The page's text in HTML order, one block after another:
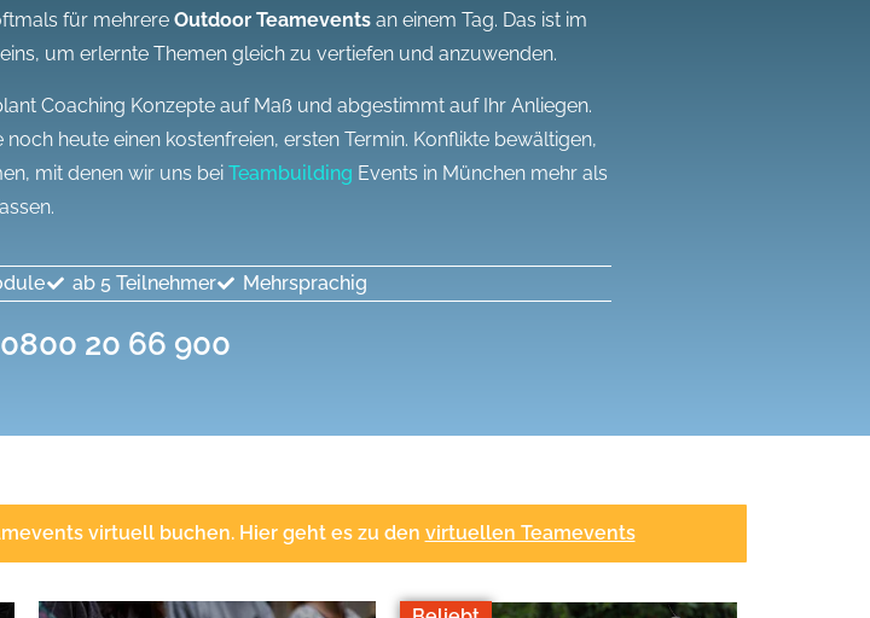
für mehrere Outdoor Teamevents an einem Tag. Das ist im
um erlernte Themen gleich zu vertiefen und anzuwenden.
Coaching Konzepte auf Maß und abgestimmt auf Ihr Anliegen.
heute einen kostenfreien, ersten Termin. Konflikte bewältigen,
mit denen wir uns bei Teambuilding Events in München mehr als
ab 5 Teilnehmer Mehrsprachig
0800 20 66 900
virtuell buchen. Hier geht es zu den virtuellen Teamevents